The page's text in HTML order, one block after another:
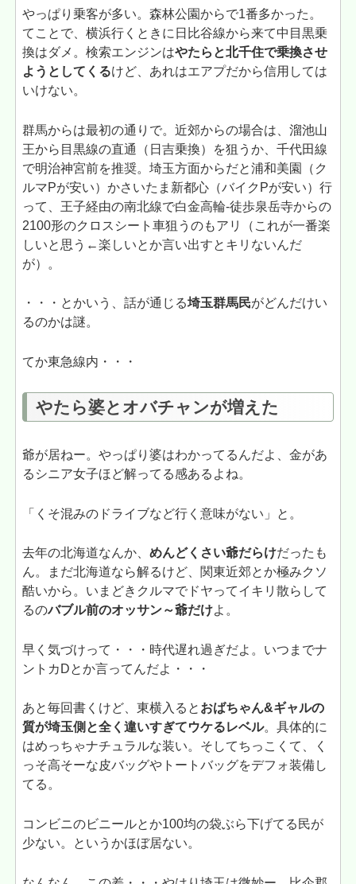
やっぱり乗客が多い。森林公園からで1番多かった。
てことで、横浜行くときに日比谷線から来て中目黒乗
換はダメ。検索エンジンはやたらと北千住で乗換させ
ようとしてくるけど、あれはエアプだから信用しては
いけない。
群馬からは最初の通りで。近郊からの場合は、溜池山
王から目黒線の直通（日吉乗換）を狙うか、千代田線
で明治神宮前を推奨。埼玉方面からだと浦和美園（ク
ルマPが安い）かさいたま新都心（バイクPが安い）行
って、王子経由の南北線で白金高輪-徒歩泉岳寺からの
2100形のクロスシート車狙うのもアリ（これが一番楽
しいと思う←楽しいとか言い出すとキリないんだ
が）。
・・・とかいう、話が通じる埼玉群馬民がどんだけい
るのかは謎。
てか東急線内・・・
やたら婆とオバチャンが増えた
爺が居ねー。やっぱり婆はわかってるんだよ、金があ
るシニア女子ほど解ってる感あるよね。
「くそ混みのドライブなど行く意味がない」と。
去年の北海道なんか、めんどくさい爺だらけだったも
ん。まだ北海道なら解るけど、関東近郊とか極みクソ
酷いから。いまどきクルマでドヤってイキリ散らして
るのバブル前のオッサン～爺だけよ。
早く気づけって・・・時代遅れ過ぎだよ。いつまでナ
ントカDとか言ってんだよ・・・
あと毎回書くけど、東横入ると おばちゃん&ギャルの
質が埼玉側と全く違いすぎてウケるレベル。具体的に
はめっちゃナチュラルな装い。そしてちっこくて、く
っそ高そーな皮バッグやトートバッグをデフォ装備し
てる。
コンビニのビニールとか100均の袋ぶら下げてる民が
少ない。というかほぼ居ない。